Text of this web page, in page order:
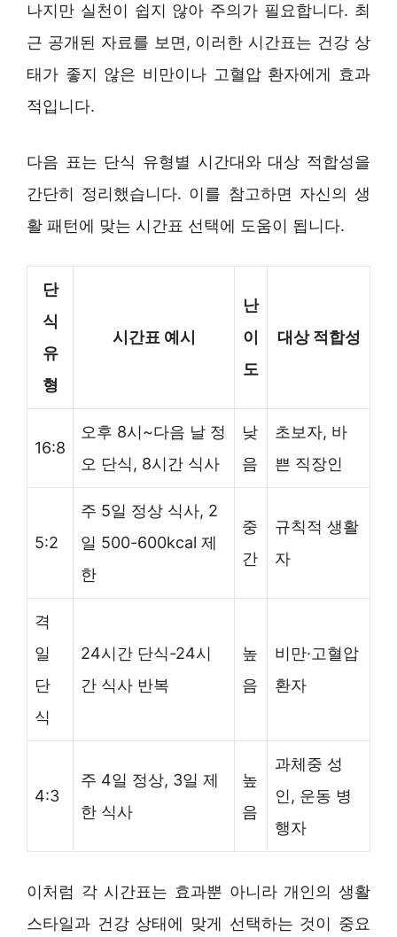
나지만 실천이 쉽지 않아 주의가 필요합니다. 최
근 공개된 자료를 보면, 이러한 시간표는 건강 상
태가 좋지 않은 비만이나 고혈압 환자에게 효과
적입니다.
다음 표는 단식 유형별 시간대와 대상 적합성을
간단히 정리했습니다. 이를 참고하면 자신의 생
활 패턴에 맞는 시간표 선택에 도움이 됩니다.
단
식
유
형
시간표 예시
난
이
도
대상 적합성
16:8
오후 8시~다음 날 정
오 단식, 8시간 식사
낮
음
초보자, 바
쁜 직장인
5:2
주 5일 정상 식사, 2
일 500-600kcal 제
한
중
간
규칙적 생활
자
격
일
단
식
24시간 단식-24시
간 식사 반복
높
음
비만·고혈압
환자
4:3
주 4일 정상, 3일 제
한 식사
높
음
과체중 성
인, 운동 병
행자
이처럼 각 시간표는 효과뿐 아니라 개인의 생활
스타일과 건강 상태에 맞게 선택하는 것이 중요